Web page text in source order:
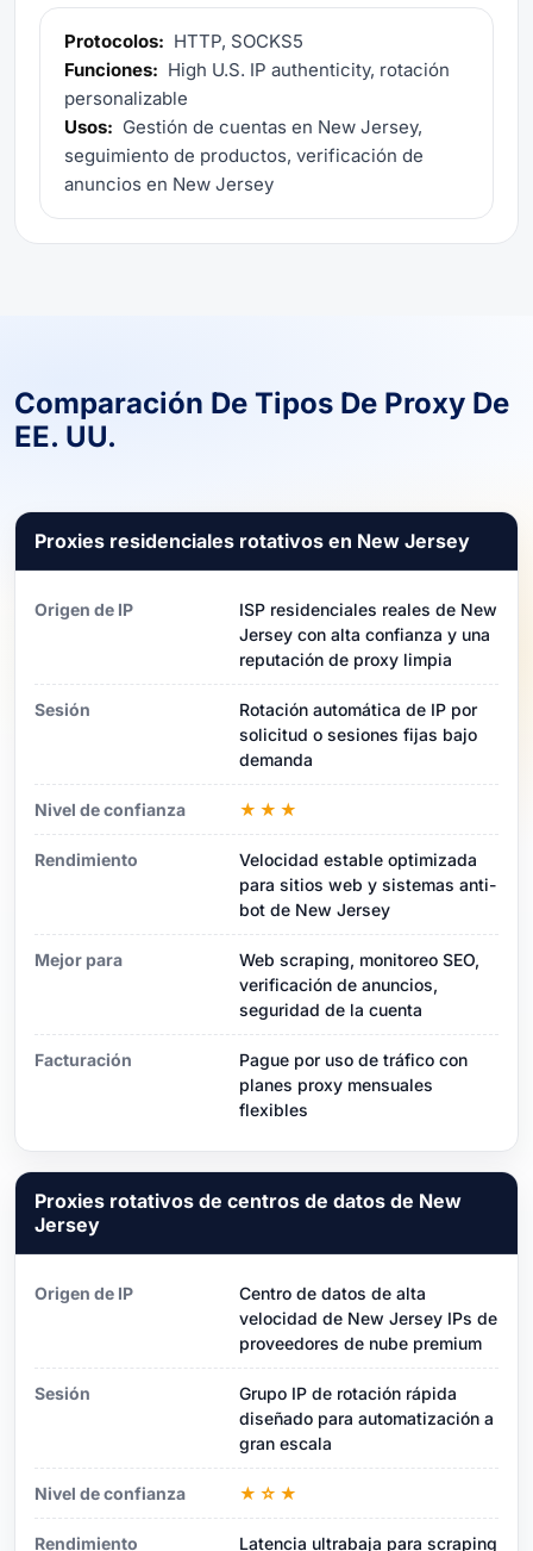
Protocolos: HTTP, SOCKS5
Funciones: High U.S. IP authenticity, rotación
personalizable
Usos: Gestión de cuentas en New Jersey,
seguimiento de productos, verificación de
anuncios en New Jersey
Comparación De Tipos De Proxy De
EE. UU.
Proxies residenciales rotativos en New Jersey
Origen de IP
ISP residenciales reales de New
Jersey con alta confianza y una
reputación de proxy limpia
Sesión
Rotación automática de IP por
solicitud o sesiones fijas bajo
demanda
Nivel de confianza ★★★
Rendimiento
Velocidad estable optimizada
para sitios web y sistemas anti-
bot de New Jersey
Mejor para
Web scraping, monitoreo SEO,
verificación de anuncios,
seguridad de la cuenta
Facturación
Pague por uso de tráfico con
planes proxy mensuales
flexibles
Proxies rotativos de centros de datos de New
Jersey
Origen de IP
Centro de datos de alta
velocidad de New Jersey IPs de
proveedores de nube premium
Sesión
Grupo IP de rotación rápida
diseñado para automatización a
gran escala
Nivel de confianza ★☆★
Rendimiento Latencia ultrabaja para scraping